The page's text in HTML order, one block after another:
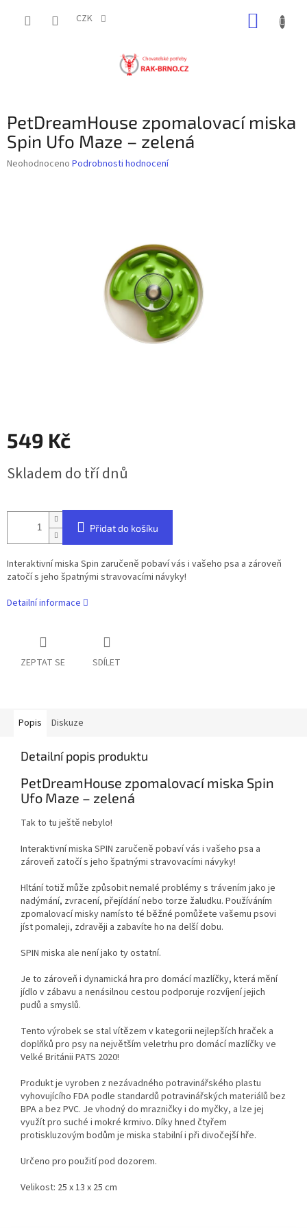
CZK
PetDreamHouse zpomalovací miska
Spin Ufo Maze – zelená
Průměrné
Neohodnoceno Podrobnosti hodnocení
549 Kč
cena:
Skladem do tří dnů
Přidat do košíku
Interaktivní miska Spin zaručeně pobaví vás i vašeho psa a zároveň
zatočí s jeho špatnými stravovacími návyky!
Detailní informace
ZEPTAT SE SDÍLET
Popis Diskuze
Detailní popis produktu
PetDreamHouse zpomalovací miska Spin
Ufo Maze – zelená
Tak to tu ještě nebylo!
Interaktivní miska SPIN zaručeně pobaví vás i vašeho psa a
zároveň zatočí s jeho špatnými stravovacími návyky!
Hltání totiž může způsobit nemalé problémy s trávením jako je
nadýmání, zvracení, přejídání nebo torze žaludku. Používáním
zpomalovací misky namísto té běžné pomůžete vašemu psovi
jíst pomaleji, zdravěji a zabavíte ho na delší dobu.
SPIN miska ale není jako ty ostatní.
Je to zároveň i dynamická hra pro domácí mazlíčky, která mění
jídlo v zábavu a nenásilnou cestou podporuje rozvíjení jejich
pudů a smyslů.
Tento výrobek se stal vítězem v kategorii nejlepších hraček a
doplňků pro psy na největším veletrhu pro domácí mazlíčky ve
Velké Británii PATS 2020!
Produkt je vyroben z nezávadného potravinářského plastu
vyhovujícího FDA podle standardů potravinářských materiálů bez
BPA a bez PVC. Je vhodný do mrazničky i do myčky, a lze jej
využít pro suché i mokré krmivo. Díky hned čtyřem
protiskluzovým bodům je miska stabilní i při divočejší hře.
Určeno pro použití pod dozorem.
Velikost: 25 x 13 x 25 cm